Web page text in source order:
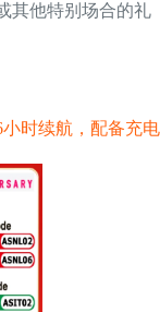
其他特别场合的礼
小时续航，配备充电